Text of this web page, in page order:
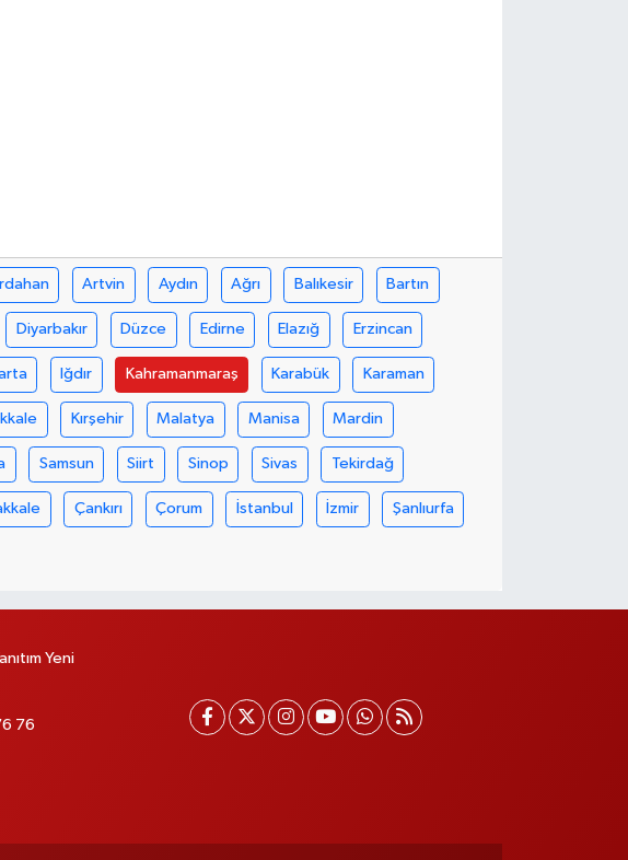
Artvin Aydın Ağrı Balıkesir Bartın
Diyarbakır Düzce Edirne Elazığ Erzincan
Iğdır Kahramanmaraş Karabük Karaman
Kırşehir Malatya Manisa Mardin
Samsun Siirt Sinop Sivas Tekirdağ
Çankırı Çorum İstanbul İzmir Şanlıurfa
Yeni
76